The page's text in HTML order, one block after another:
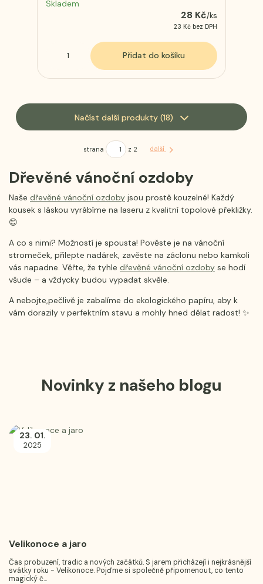
28 Kč/ks
23 Kč bez DPH
Skladem
Přidat do košíku
Načíst další produkty (18)
strana z 2 další
Dřevěné vánoční ozdoby
Naše dřevěné vánoční ozdoby jsou prostě kouzelné! Každý
kousek s láskou vyrábíme na laseru z kvalitní topolové překližky.
😊
A co s nimi? Možností je spousta! Pověste je na vánoční
stromeček, přilepte nadárek, zavěste na záclonu nebo kamkoli
vás napadne. Věřte, že tyhle dřevěné vánoční ozdoby se hodí
všude – a vždycky budou vypadat skvěle.
A nebojte,pečlivě je zabalíme do ekologického papíru, aby k
vám dorazily v perfektním stavu a mohly hned dělat radost! ✨
Novinky z našeho blogu
23. 01.
2025
Velikonoce a jaro
Čas probuzení, tradic a nových začátků. S jarem přicházejí i nejkrásnější
svátky roku - Velikonoce. Pojďme si společně připomenout, co tento
magický č...